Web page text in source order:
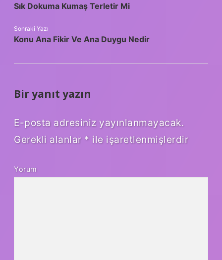
Sık Dokuma Kumaş Terletir Mi
Sonraki Yazı
Konu Ana Fikir Ve Ana Duygu Nedir
Bir yanıt yazın
E-posta adresiniz yayınlanmayacak.
Gerekli alanlar * ile işaretlenmişlerdir
Yorum